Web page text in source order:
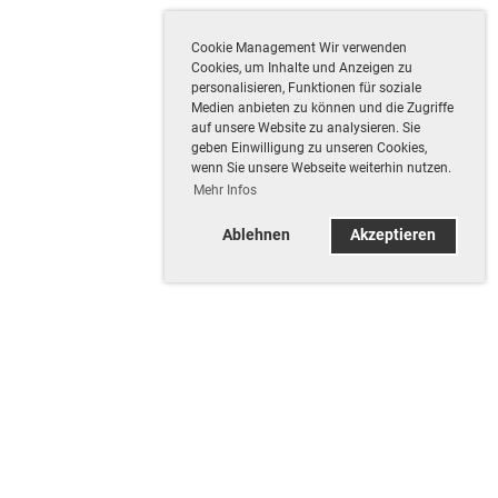
Cookie Management Wir verwenden
Cookies, um Inhalte und Anzeigen zu
personalisieren, Funktionen für soziale
Medien anbieten zu können und die Zugriffe
auf unsere Website zu analysieren. Sie
geben Einwilligung zu unseren Cookies,
wenn Sie unsere Webseite weiterhin nutzen.
Mehr Infos
Ablehnen Akzeptieren